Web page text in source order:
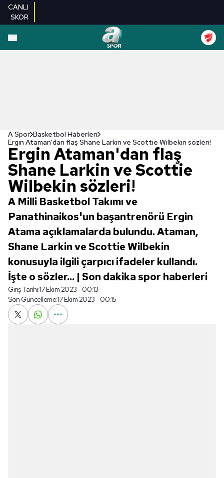
CANLI
SKOR
A Spor Basketbol Haberleri
Ergin Ataman'dan flaş Shane Larkin ve Scottie Wilbekin sözleri!
Ergin Ataman'dan flaş
Shane Larkin ve Scottie
Wilbekin sözleri!
A Milli Basketbol Takımı ve
Panathinaikos'un başantrenörü Ergin
Atama açıklamalarda bulundu. Ataman,
Shane Larkin ve Scottie Wilbekin
konusuyla ilgili çarpıcı ifadeler kullandı.
İşte o sözler... | Son dakika spor haberleri
Giriş Tarihi:17 Ekim 2023 - 00:13
Son Güncelleme:17 Ekim 2023 - 00:15